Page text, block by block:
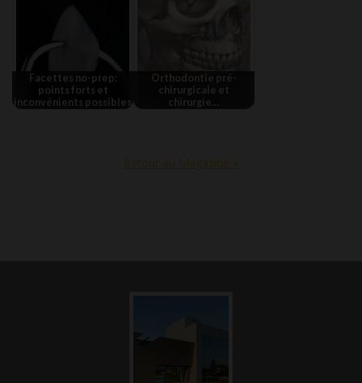
Facettes no-prep:
points forts et
inconvénients possibles
Orthodontie pré-
chirurgicale et
chirurgie…
Retour au Magazine »